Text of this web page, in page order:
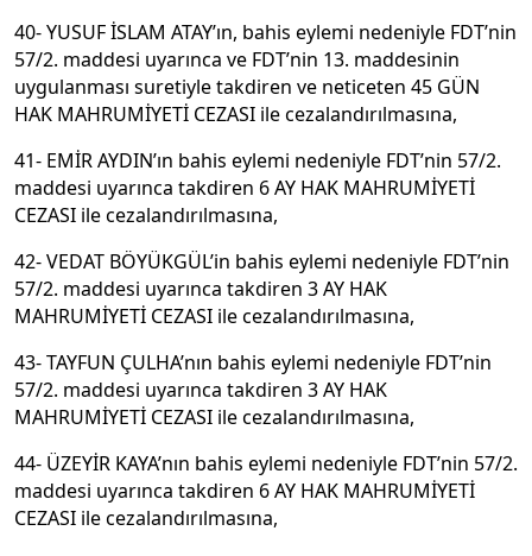
40- YUSUF İSLAM ATAY’ın, bahis eylemi nedeniyle FDT’nin
57/2. maddesi uyarınca ve FDT’nin 13. maddesinin
uygulanması suretiyle takdiren ve neticeten 45 GÜN
HAK MAHRUMİYETİ CEZASI ile cezalandırılmasına,
41- EMİR AYDIN’ın bahis eylemi nedeniyle FDT’nin 57/2.
maddesi uyarınca takdiren 6 AY HAK MAHRUMİYETİ
CEZASI ile cezalandırılmasına,
42- VEDAT BÖYÜKGÜL’in bahis eylemi nedeniyle FDT’nin
57/2. maddesi uyarınca takdiren 3 AY HAK
MAHRUMİYETİ CEZASI ile cezalandırılmasına,
43- TAYFUN ÇULHA’nın bahis eylemi nedeniyle FDT’nin
57/2. maddesi uyarınca takdiren 3 AY HAK
MAHRUMİYETİ CEZASI ile cezalandırılmasına,
44- ÜZEYİR KAYA’nın bahis eylemi nedeniyle FDT’nin 57/2.
maddesi uyarınca takdiren 6 AY HAK MAHRUMİYETİ
CEZASI ile cezalandırılmasına,